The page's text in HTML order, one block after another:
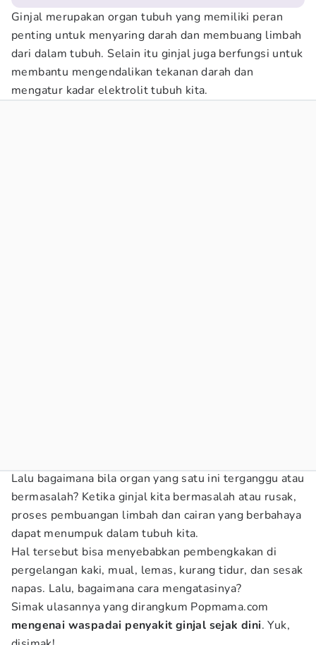
Ginjal merupakan organ tubuh yang memiliki peran
penting untuk menyaring darah dan membuang limbah
dari dalam tubuh. Selain itu ginjal juga berfungsi untuk
membantu mengendalikan tekanan darah dan
mengatur kadar elektrolit tubuh kita.
Lalu bagaimana bila organ yang satu ini terganggu atau
bermasalah? Ketika ginjal kita bermasalah atau rusak,
proses pembuangan limbah dan cairan yang berbahaya
dapat menumpuk dalam tubuh kita.
Hal tersebut bisa menyebabkan pembengkakan di
pergelangan kaki, mual, lemas, kurang tidur, dan sesak
napas. Lalu, bagaimana cara mengatasinya?
Simak ulasannya yang dirangkum Popmama.com
mengenai waspadai penyakit ginjal sejak dini. Yuk,